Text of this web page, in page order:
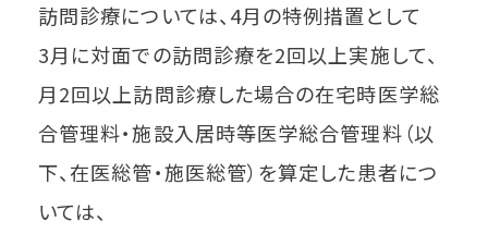
訪問診療については、4月の特例措置として
3月に対面での訪問診療を2回以上実施して、
月2回以上訪問診療した場合の在宅時医学総
合管理料・施設入居時等医学総合管理料（以
下、在医総管・施医総管）を算定した患者につ
いては、